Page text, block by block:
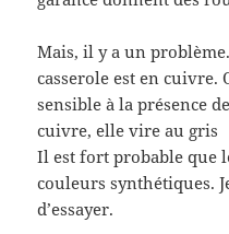
Mais, il y a un
casserole est en cuivre.
sensible à la présence
cuivre, elle vire au gris
Il est fort probable que
couleurs synthétiques.
d’essayer.